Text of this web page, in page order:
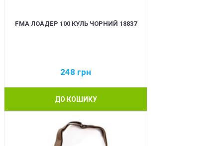
FMA ЛОАДЕР 100 КУЛЬ ЧОРНИЙ 18837
248 грн
ДО КОШИКУ